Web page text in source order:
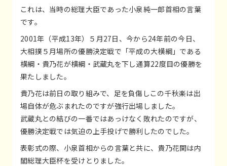
これは、当時の総理大臣であった小泉純一郎首相の言葉
です。
2001年（平成13年）５月27日、今から24年前の今日、
大相撲５月場所の優勝決定戦で「平成の大横綱」である
横綱・貴乃花が横綱・武蔵丸を下し通算22度目の優勝を
果たしました。
貴乃花は前日の取り組みで、足を負傷しこの千秋楽は出
場自体が危ぶまれたのですが強行出場しました。
武蔵丸との結びの一番ではあっけなく敗れたのですが、
優勝決定戦では気迫の上手投げで勝利したのでした。
表彰式の際、小泉首相からの言葉と共に、貴乃花関は内
閣総理大臣杯を受けとりました。